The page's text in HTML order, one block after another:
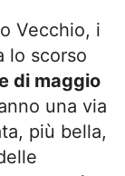
Vecchio, i
lo scorso
di maggio
una via
più bella,